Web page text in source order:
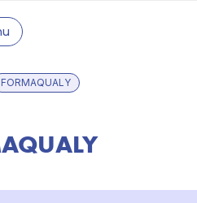
FORMAQUALY